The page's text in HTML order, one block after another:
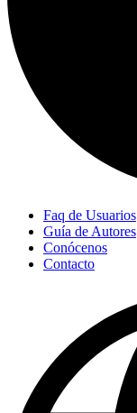
Faq de Usuarios
Guía de Autores
Conócenos
Contacto